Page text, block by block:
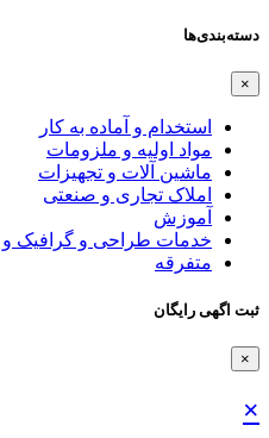
دسته‌بندی‌ها
×
استخدام و آماده به کار
مواد اولیه و ملزومات
ماشین آلات و تجهیزات
املاک تجاری و صنعتی
آموزش
خدمات طراحی و گرافیک
متفرقه
ثبت اگهی رایگان
×
×